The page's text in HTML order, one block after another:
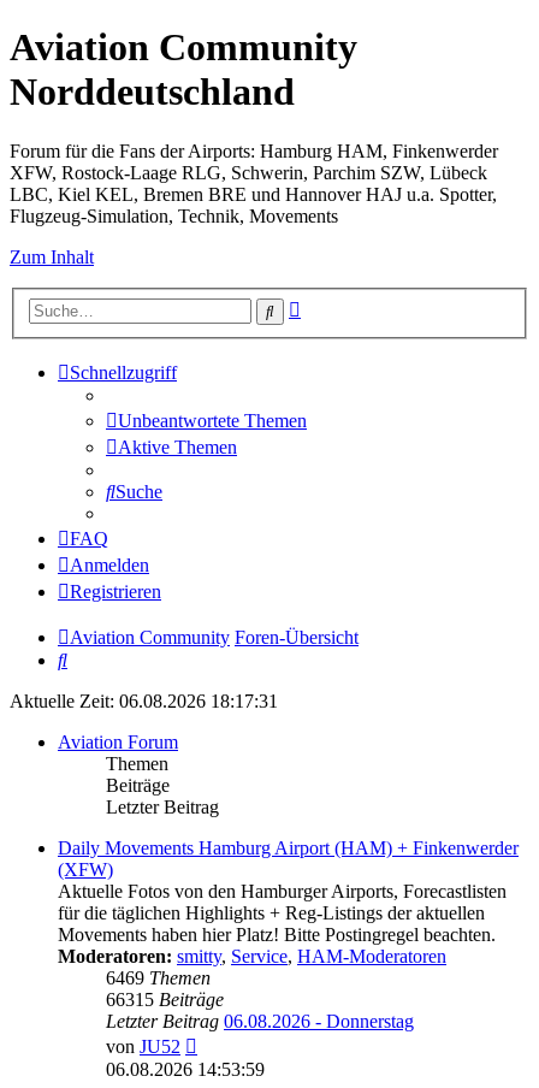
Aviation Community
Norddeutschland
Forum für die Fans der Airports: Hamburg HAM, Finkenwerder
XFW, Rostock-Laage RLG, Schwerin, Parchim SZW, Lübeck
LBC, Kiel KEL, Bremen BRE und Hannover HAJ u.a. Spotter,
Flugzeug-Simulation, Technik, Movements
Zum Inhalt
Suche
Schnellzugriff
Unbeantwortete Themen
Aktive Themen
Suche
FAQ
Anmelden
Registrieren
Aviation Community Foren-Übersicht
Suche
Aktuelle Zeit: 06.08.2026 18:17:31
Aviation Forum
Themen
Beiträge
Letzter Beitrag
Daily Movements Hamburg Airport (HAM) + Finkenwerder
(XFW)
Aktuelle Fotos von den Hamburger Airports, Forecastlisten
für die täglichen Highlights + Reg-Listings der aktuellen
Movements haben hier Platz! Bitte Postingregel beachten.
Moderatoren: smitty, Service, HAM-Moderatoren
6469 Themen
66315 Beiträge
Letzter Beitrag 06.08.2026 - Donnerstag
von JU52
Beitrag
06.08.2026 14:53:59